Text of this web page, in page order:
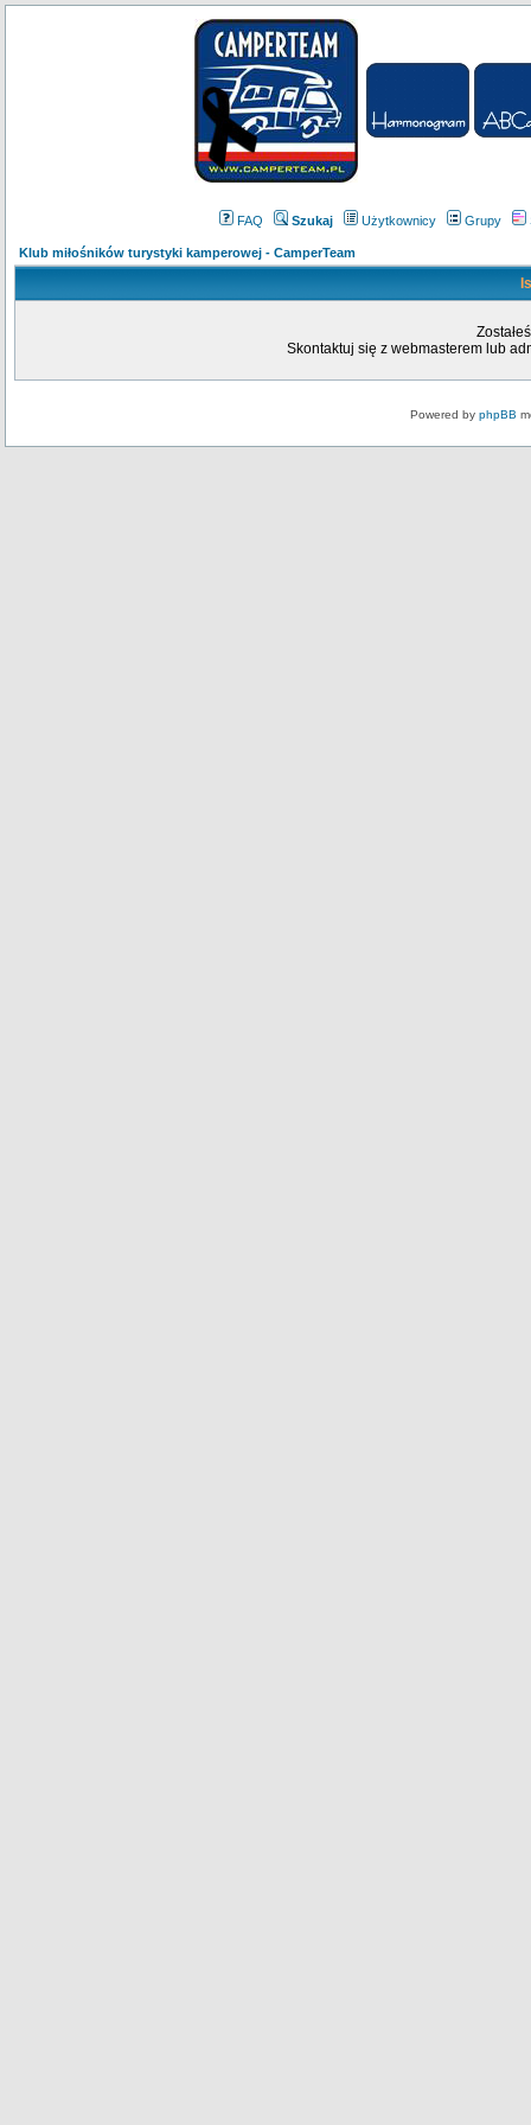
FAQ Szukaj Użytkownicy Grupy
Klub miłośników turystyki kamperowej - CamperTeam
Skontaktuj się z webmasterem lub
Powered by phpBB